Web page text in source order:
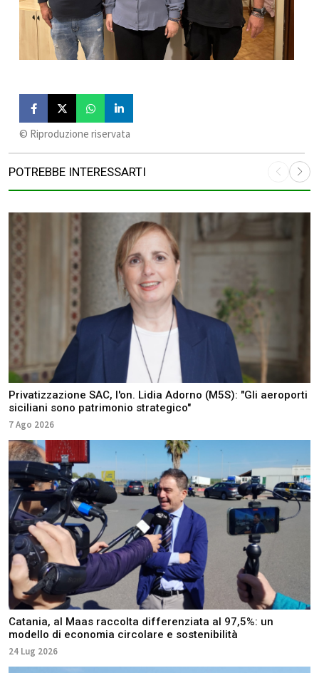
©️ Riproduzione riservata
POTREBBE INTERESSARTI
Privatizzazione SAC, l'on. Lidia Adorno (M5S): "Gli aeroporti
siciliani sono patrimonio strategico"
7 Ago 2026
Catania, al Maas raccolta differenziata al 97,5%: un
modello di economia circolare e sostenibilità
24 Lug 2026